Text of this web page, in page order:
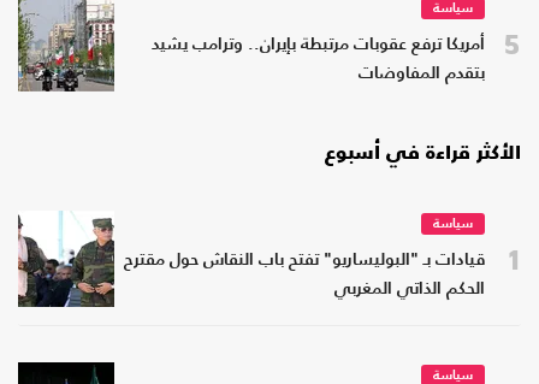
5
سياسة
أمريكا ترفع عقوبات مرتبطة بإيران.. وترامب يشيد
بتقدم المفاوضات
الأكثر قراءة في أسبوع
1
سياسة
قيادات بـ "البوليساريو" تفتح باب النقاش حول مقترح
الحكم الذاتي المغربي
سياسة